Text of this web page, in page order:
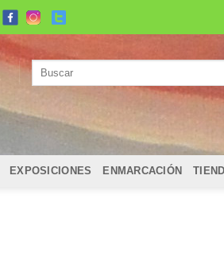
EXPOSICIONES ENMARCACIÓN